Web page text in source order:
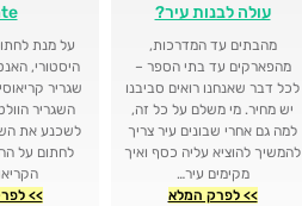
עולה לבנות עיר?
מהבתים עד המדרכות,
מהפארקים עד בתי הספר –
לכל דבר שאנחנו רואים סביבנו
יש מחיר. מי משלם על כל זה,
למה גם אחרי שבונים עיר צריך
להמשיך להוציא עליה כסף ואיך
מקימים עיר…
>> לפרק המלא
על מנת
היסטורי,
שגריר
השגריר
לשכנע את
לחתום על
>>